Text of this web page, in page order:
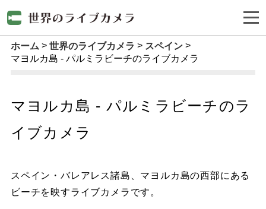
ホーム 世界のライブカメラ
スペイン
マヨルカ島 - パルミラビーチのライブカメラ
マヨルカ島 - パルミラビーチのラ
イブカメラ
スペイン・バレアレス諸島、マヨルカ島の西部にある
ビーチを映すライブカメラです。